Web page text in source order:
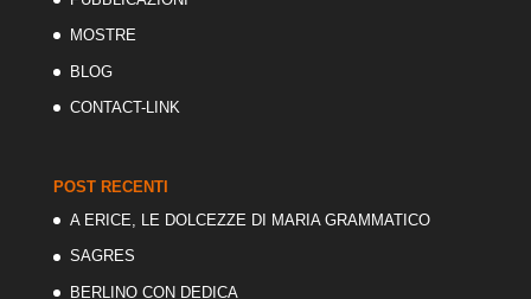
MOSTRE
BLOG
CONTACT-LINK
POST RECENTI
A ERICE, LE DOLCEZZE DI MARIA GRAMMATICO
SAGRES
BERLINO CON DEDICA